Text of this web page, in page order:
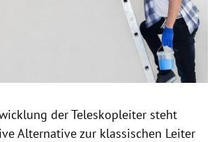
der Teleskopleiter steht
Alternative zur klassischen Leiter